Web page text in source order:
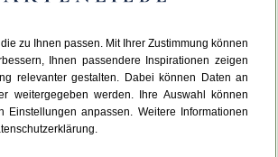
zu Ihnen passen. Mit Ihrer Zustimmung können
Ihnen passendere Inspirationen zeigen
relevanter gestalten. Dabei können Daten an
weitergegeben werden. Ihre Auswahl können
Einstellungen anpassen. Weitere Informationen
schiefgelaufen.
technischer Fehler aufgetreten.
laden Sie die Seite neu.